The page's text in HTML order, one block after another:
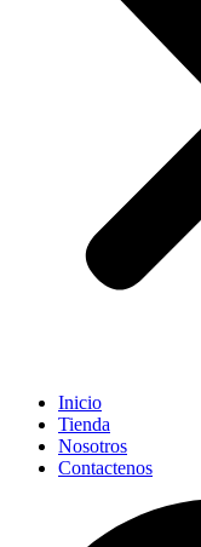
Inicio
Tienda
Nosotros
Contactenos